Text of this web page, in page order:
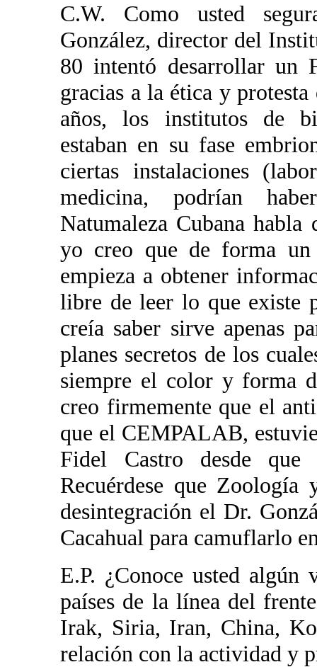
C.W. Como usted
González, director del
80 intentó desarrollar un
gracias a la ética y
años, los institutos de
estaban en su fase
ciertas instalaciones
medicina, podrían
Natumaleza Cubana
yo creo que de forma un
empieza a obtener
libre de leer lo que existe
creía saber sirve apenas
planes secretos de los
siempre el color y forma
creo firmemente que el
que el CEMPALAB,
Fidel Castro desde que
Recuérdese que
desintegración el Dr.
Cacahual para camuflarlo
E.P. ¿Conoce usted
países de la línea del
Irak, Siria, Iran, China,
relación con la actividad y